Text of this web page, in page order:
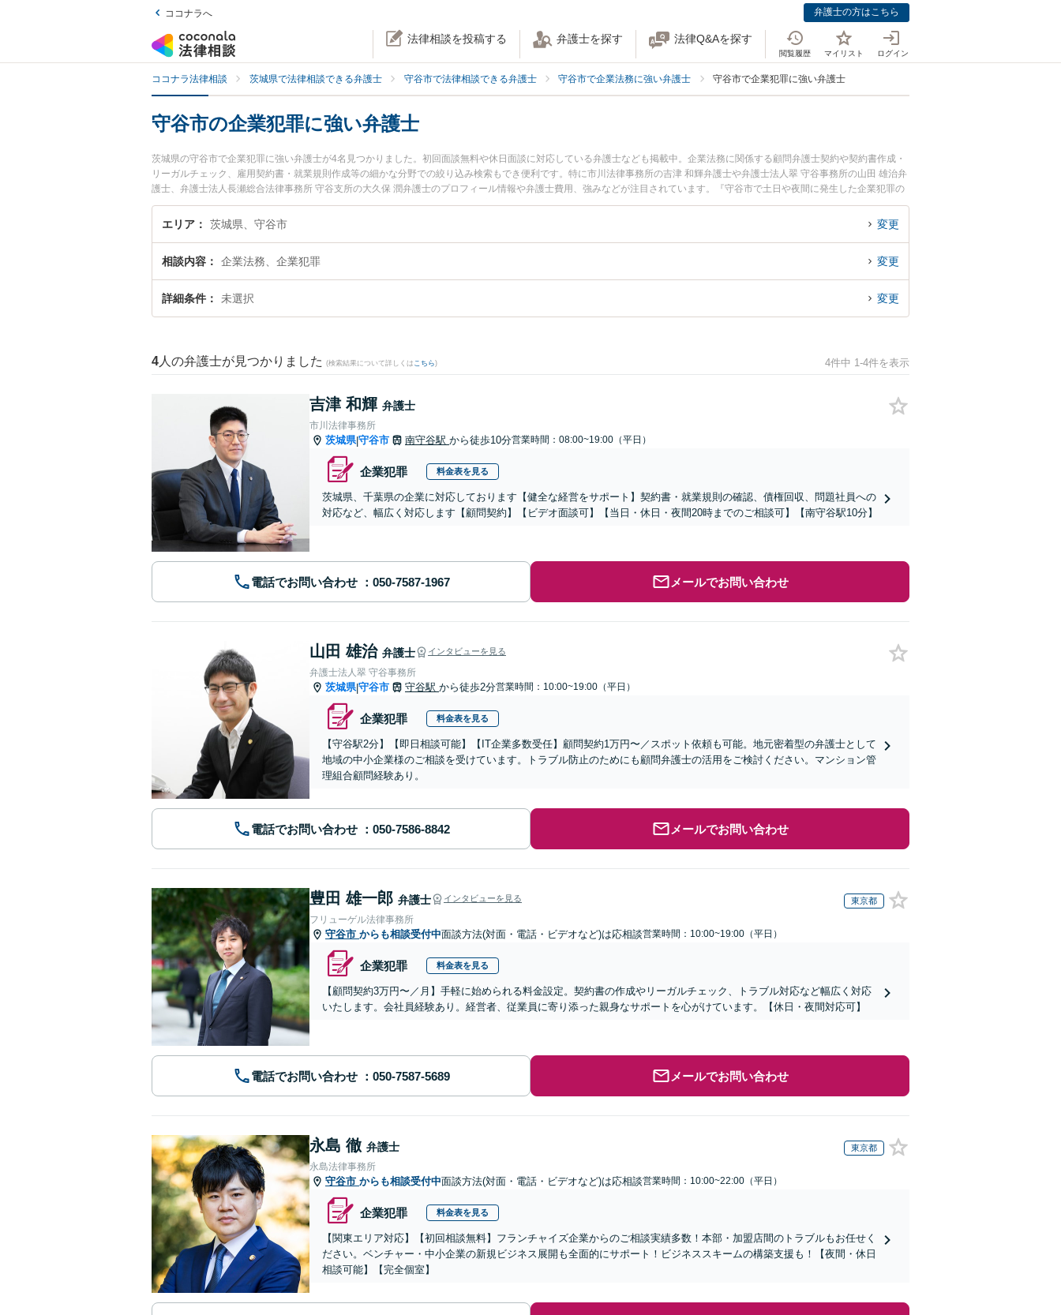
ココナラへ 弁護士の方はこちら
法律相談を投稿する 弁護士を探す 法律Q&Aを探す
閲覧履歴 マイリスト ログイン
ココナラ法律相談 茨城県で法律相談できる弁護士 守谷市で法律相談できる弁護士 守谷市で企業法務に強い弁護士 守谷市で企業犯罪に強い弁護士
守谷市の企業犯罪に強い弁護士
茨城県の守谷市で企業犯罪に強い弁護士が4名見つかりました。初回面談無料や休日面談に対応している弁護士なども掲載中。企業法務に関係する顧問弁護士契約や契約書作成・
リーガルチェック、雇用契約書・就業規則作成等の細かな分野での絞り込み検索もでき便利です。特に市川法律事務所の吉津 和輝弁護士や弁護士法人翠 守谷事務所の山田 雄治弁
護士、弁護士法人長瀬総合法律事務所 守谷支所の大久保 潤弁護士のプロフィール情報や弁護士費用、強みなどが注目されています。『守谷市で土日や夜間に発生した企業犯罪の
トラブルを今すぐに弁護士に相談したい』『企業犯罪のトラブル解決の実績豊富な近くの弁護士を検索したい』『初回相談無料で企業犯罪を法律相談できる守谷市内の弁護士に相
談予約したい』などでお困りの相談者さんにおすすめです。
エリア 茨城県、守谷市 変更
相談内容 企業法務、企業犯罪 変更
詳細条件 未選択 変更
4 人の弁護士が見つかりました (検索結果について詳しくは こちら) 4件中 1-4件を表示
吉津 和輝 弁護士
市川法律事務所
茨城県|守谷市 南守谷駅 から徒歩10分営業時間：08:00~19:00（平日）
企業犯罪 料金表を見る
茨城県、千葉県の企業に対応しております【健全な経営をサポート】契約書・就業規則の確認、債権回収、問題社員への
対応など、幅広く対応します【顧問契約】【ビデオ面談可】【当日・休日・夜間20時までのご相談可】【南守谷駅10分】
電話でお問い合わせ メールでお問い合わせ
山田 雄治 弁護士 インタビューを見る
弁護士法人翠 守谷事務所
茨城県|守谷市 守谷駅 から徒歩2分営業時間：10:00~19:00（平日）
企業犯罪 料金表を見る
【守谷駅2分】【即日相談可能】【IT企業多数受任】顧問契約1万円〜／スポット依頼も可能。地元密着型の弁護士として
地域の中小企業様のご相談を受けています。トラブル防止のためにも顧問弁護士の活用をご検討ください。マンション管
理組合顧問経験あり。
電話でお問い合わせ メールでお問い合わせ
豊田 雄一郎 弁護士 インタビューを見る 東京都
フリューゲル法律事務所
守谷市 からも相談受付中面談方法(対面・電話・ビデオなど)は応相談営業時間：10:00~19:00（平日）
企業犯罪 料金表を見る
【顧問契約3万円〜／月】手軽に始められる料金設定。契約書の作成やリーガルチェック、トラブル対応など幅広く対応
いたします。会社員経験あり。経営者、従業員に寄り添った親身なサポートを心がけています。【休日・夜間対応可】
電話でお問い合わせ メールでお問い合わせ
永島 徹 弁護士 東京都
永島法律事務所
守谷市 からも相談受付中面談方法(対面・電話・ビデオなど)は応相談営業時間：10:00~22:00（平日）
企業犯罪 料金表を見る
【関東エリア対応】【初回相談無料】フランチャイズ企業からのご相談実績多数！本部・加盟店間のトラブルもお任せく
ださい。ベンチャー・中小企業の新規ビジネス展開も全面的にサポート！ビジネススキームの構築支援も！【夜間・休日
相談可能】【完全個室】